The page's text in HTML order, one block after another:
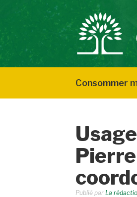
contenu
Consommer
Publié par La